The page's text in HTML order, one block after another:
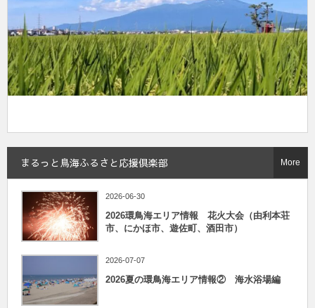
まるっと鳥海ふるさと応援倶楽部
2026-06-30
2026環鳥海エリア情報 花火大会（由利本荘
市、にかほ市、遊佐町、酒田市）
2026-07-07
2026夏の環鳥海エリア情報② 海水浴場編
More